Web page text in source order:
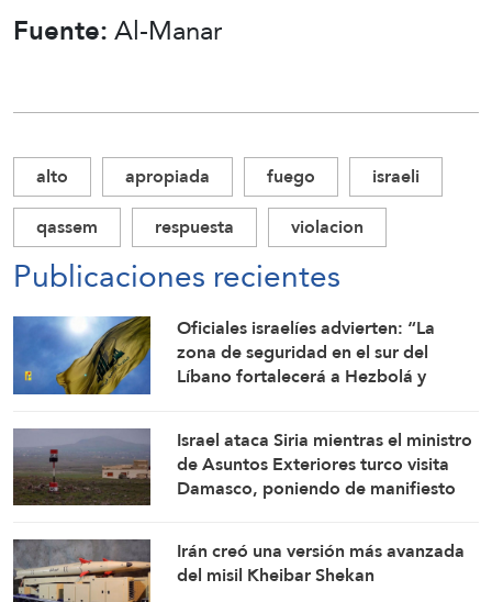
Fuente:Al-Manar
alto apropiada fuego
israeli
qassem
respuesta violacion
Publicaciones recientes
Oficiales israelíes advierten: “La
zona de seguridad en el sur del
Líbano fortalecerá a Hezbolá y
Israel ataca Siria mientras el ministro
de Asuntos Exteriores turco visita
Damasco, poniendo de manifiesto
Irán creó una versión más avanzada
del misil Kheibar Shekan